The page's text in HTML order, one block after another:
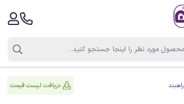
راهبند دریافت لیست قیمت